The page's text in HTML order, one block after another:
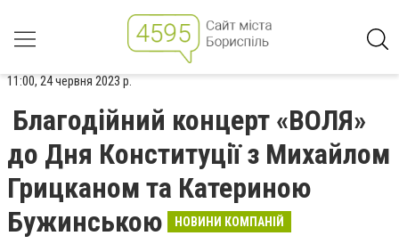
11:00, 24 червня 2023 р.
Благодійний концерт «ВОЛЯ»
до Дня Конституції з Михайлом
Грицканом та Катериною
Бужинською
НОВИНИ КОМПАНІЙ